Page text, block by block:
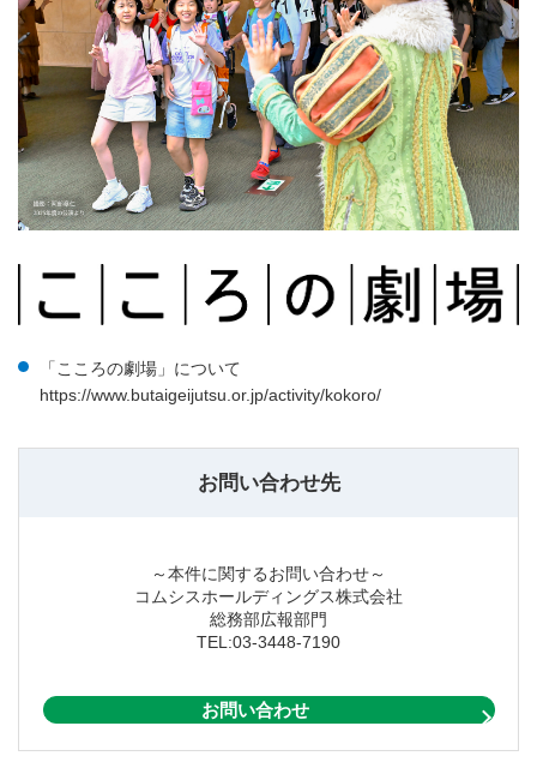
「こころの劇場」について
https://www.butaigeijutsu.or.jp/activity/kokoro/
お問い合わせ先
～本件に関するお問い合わせ～
コムシスホールディングス株式会社
総務部広報部門
TEL:03-3448-7190
お問い合わせ